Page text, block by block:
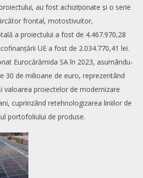
au fost achiziționate și o serie
frontal, motostivuitor,
a proiectului a fost de 4.467.970,28
UE a fost de 2.034.770,41 lei.
Eurocărămida SA în 2023, asumându-
30 de milioane de euro, reprezentând
valoarea proiectelor de modernizare
cuprinzând retehnologizarea liniilor de
portofoliului de produse.